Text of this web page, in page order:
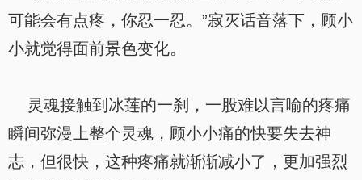
可能会有点疼，你忍一忍。”寂灭话音落下，顾小
小就觉得面前景色变化。
灵魂接触到冰莲的一刹，一股难以言喻的疼痛
瞬间弥漫上整个灵魂，顾小小痛的快要失去神
志，但很快，这种疼痛就渐渐减小了，更加强烈